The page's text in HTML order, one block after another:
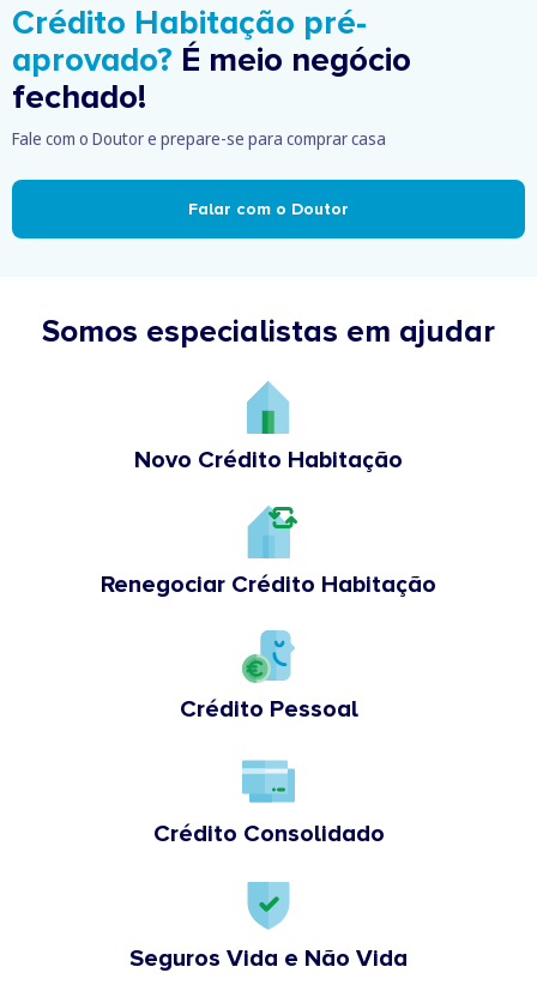
Crédito Habitação pré-
aprovado? É meio negócio
fechado!
Fale com o Doutor e prepare-se para comprar casa
Falar com o Doutor
Somos especialistas em ajudar
Novo Crédito Habitação
Renegociar Crédito Habitação
Crédito Pessoal
Crédito Consolidado
Seguros Vida e Não Vida